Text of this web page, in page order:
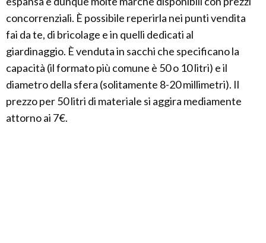
concorrenziali. È possibile reperirla nei punti vendita
fai da te, di bricolage e in quelli dedicati al
giardinaggio. È venduta in sacchi che specificano la
capacità (il formato più comune è 50 o 10 litri) e il
diametro della sfera (solitamente 8-20 millimetri). Il
prezzo per 50 litri di materiale si aggira mediamente
attorno ai 7€.